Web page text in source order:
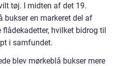
tøj. I midten af det 19.
bukser en markeret del af
hvilket bidrog til
i samfundet.
blev mørkeblå bukser mere